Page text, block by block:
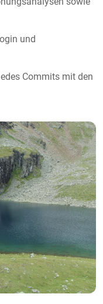
und
Commits mit den